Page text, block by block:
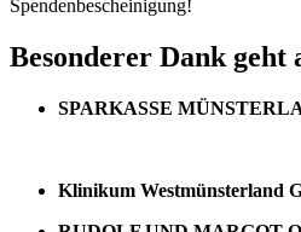
Spendenbescheinigung!
Besonderer Dank geht
SPARKASSE
Klinikum Westmünsterland